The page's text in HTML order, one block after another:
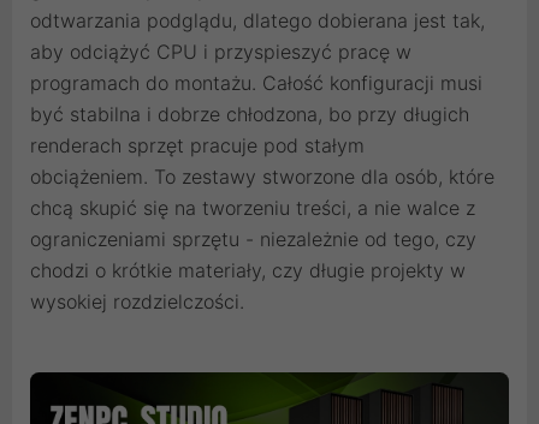
odtwarzania podglądu, dlatego dobierana jest tak,
aby odciążyć CPU i przyspieszyć pracę w
programach do montażu. Całość konfiguracji musi
być stabilna i dobrze chłodzona, bo przy długich
renderach sprzęt pracuje pod stałym
obciążeniem. To zestawy stworzone dla osób, które
chcą skupić się na tworzeniu treści, a nie walce z
ograniczeniami sprzętu - niezależnie od tego, czy
chodzi o krótkie materiały, czy długie projekty w
wysokiej rozdzielczości.